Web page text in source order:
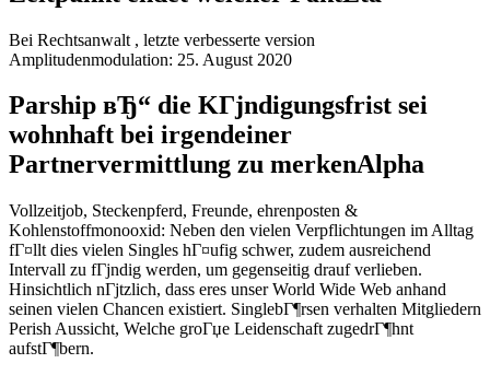
Bei Rechtsanwalt , letzte verbesserte version
Amplitudenmodulation: 25. August 2020
Parship вЂ“ die KГјndigungsfrist sei
wohnhaft bei irgendeiner
Partnervermittlung zu merkenAlpha
Vollzeitjob, Steckenpferd, Freunde, ehrenposten &
Kohlenstoffmonooxid: Neben den vielen Verpflichtungen im Alltag
fГ¤llt dies vielen Singles hГ¤ufig schwer, zudem ausreichend
Intervall zu fГјndig werden, um gegenseitig drauf verlieben.
Hinsichtlich nГјtzlich, dass eres unser World Wide Web anhand
seinen vielen Chancen existiert. SinglebГ¶rsen verhalten Mitgliedern
Perish Aussicht, Welche groГџe Leidenschaft zugedrГ¶hnt
aufstГ¶bern.